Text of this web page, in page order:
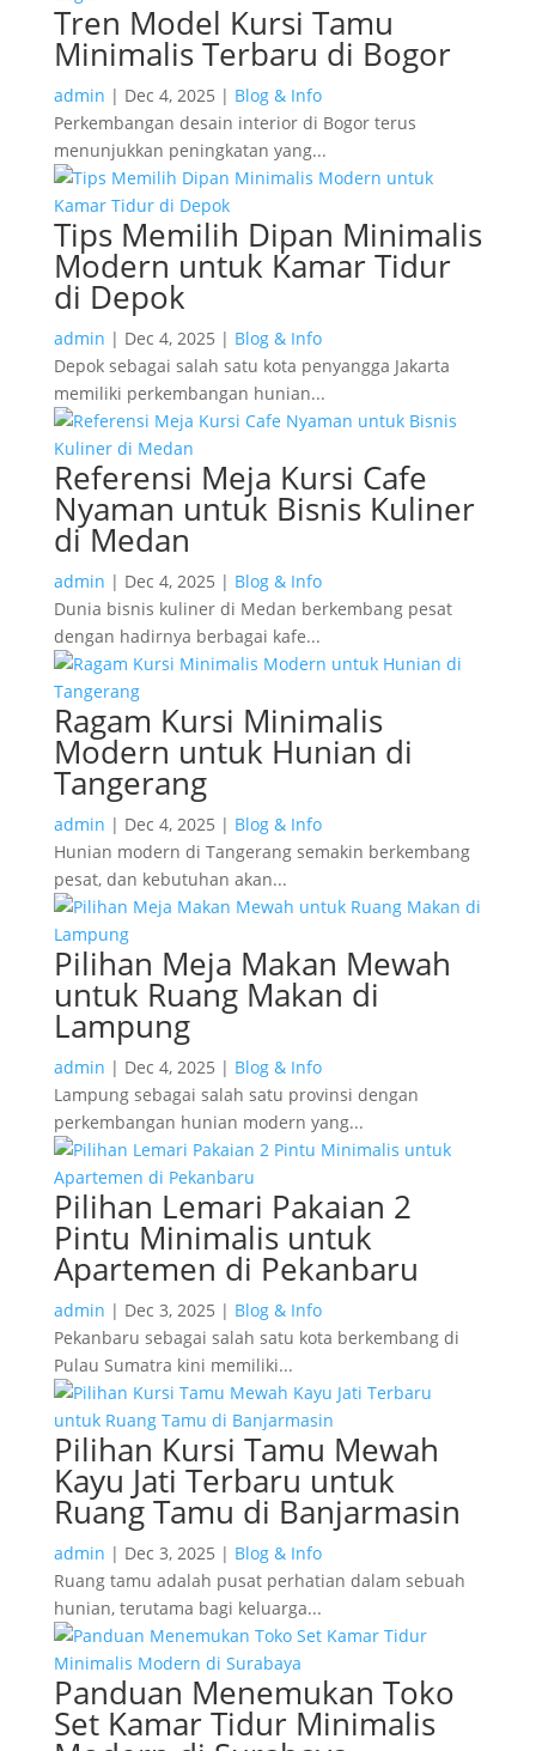
Tren Model Kursi Tamu
Minimalis Terbaru di Bogor
admin | Dec 4, 2025 | Blog & Info
Perkembangan desain interior di Bogor terus
menunjukkan peningkatan yang...
Tips Memilih Dipan Minimalis
Modern untuk Kamar Tidur
di Depok
admin | Dec 4, 2025 | Blog & Info
Depok sebagai salah satu kota penyangga Jakarta
memiliki perkembangan hunian...
Referensi Meja Kursi Cafe
Nyaman untuk Bisnis Kuliner
di Medan
admin | Dec 4, 2025 | Blog & Info
Dunia bisnis kuliner di Medan berkembang pesat
dengan hadirnya berbagai kafe...
Ragam Kursi Minimalis
Modern untuk Hunian di
Tangerang
admin | Dec 4, 2025 | Blog & Info
Hunian modern di Tangerang semakin berkembang
pesat, dan kebutuhan akan...
Pilihan Meja Makan Mewah
untuk Ruang Makan di
Lampung
admin | Dec 4, 2025 | Blog & Info
Lampung sebagai salah satu provinsi dengan
perkembangan hunian modern yang...
Pilihan Lemari Pakaian 2
Pintu Minimalis untuk
Apartemen di Pekanbaru
admin | Dec 3, 2025 | Blog & Info
Pekanbaru sebagai salah satu kota berkembang di
Pulau Sumatra kini memiliki...
Pilihan Kursi Tamu Mewah
Kayu Jati Terbaru untuk
Ruang Tamu di Banjarmasin
admin | Dec 3, 2025 | Blog & Info
Ruang tamu adalah pusat perhatian dalam sebuah
hunian, terutama bagi keluarga...
Panduan Menemukan Toko
Set Kamar Tidur Minimalis